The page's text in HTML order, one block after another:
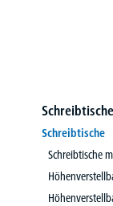
Schreibtische
Schreibtische